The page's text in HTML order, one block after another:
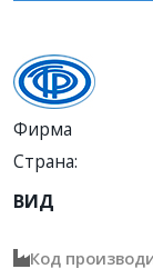
Фирма
Страна:
ВИД
Код